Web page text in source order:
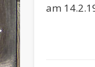
am